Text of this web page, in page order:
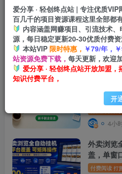
搜索[项目]，共找到 10122个文章
零撸搬砖
可落地的
10000+
付费阅读 打
4小
作，稳
选【揭秘
4小
外卖浏览
盖，单窗
做，轻松
付费阅读 打
爱分享 · 轻创终点站 | 专注优质
百几千的项目资源课程这里全部都
内容涵盖网赚项目、引流技术
源，每日稳定更新20-30优质付费资
本站VIP 限时特惠， ￥79/年，
站资源免费下载， 每天更新，欢迎
爱分享 · 轻创终点站开放加盟
知识付费平台，
开